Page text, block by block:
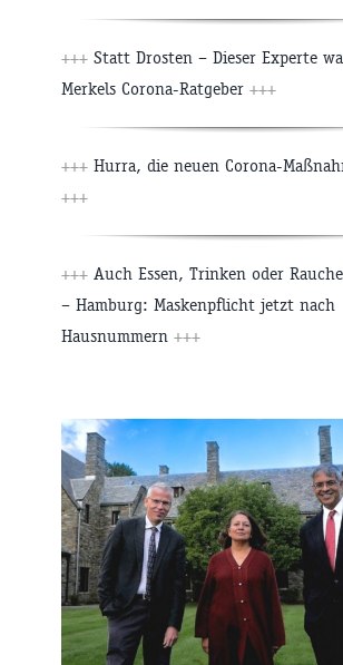
+++ Statt Drosten – Dieser Experte
Merkels Corona-Ratgeber +++
+++ Hurra, die neuen Corona-
+++
+++ Auch Essen, Trinken oder
– Hamburg: Maskenpflicht jetzt nach
Hausnummern +++